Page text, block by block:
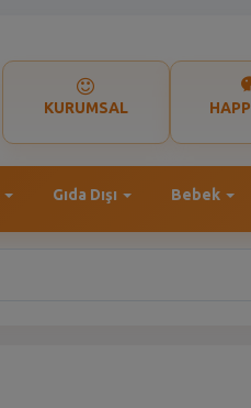
KURUMSAL
Gıda Dışı Bebek